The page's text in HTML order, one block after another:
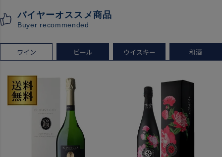
バイヤーオススメ商品
Buyer recommended
ワイン ビール ウイスキー 和酒